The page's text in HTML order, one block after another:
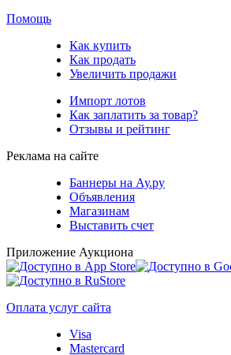
Помощь
Как купить
Как продать
Увеличить продажи
Импорт лотов
Как заплатить за товар?
Отзывы и рейтинг
Реклама на сайте
Баннеры на Ау.ру
Объявления
Магазинам
Выставить счет
Приложение Аукциона
Оплата услуг сайта
Visa
Mastercard